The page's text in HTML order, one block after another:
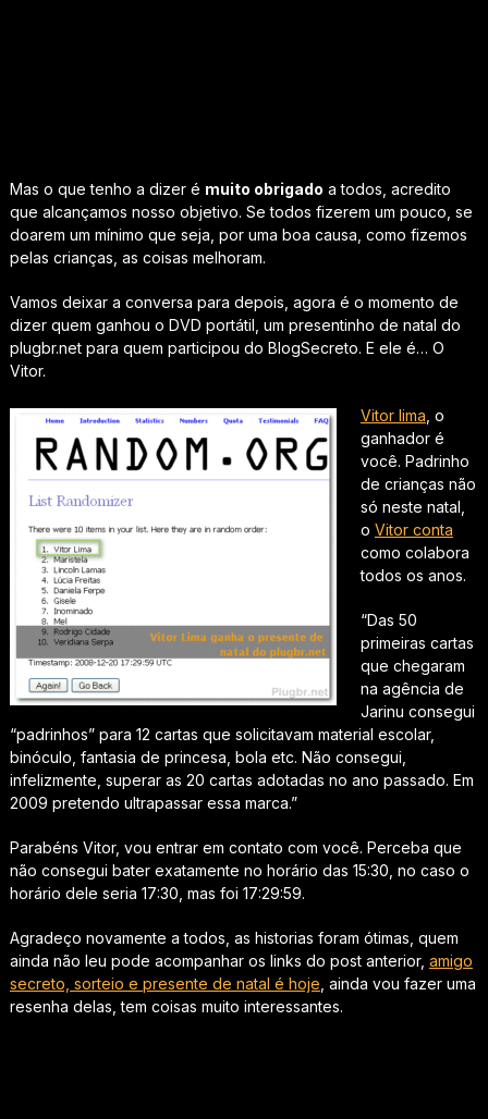
Mas o que tenho a dizer é muito obrigado a todos, acredito
que alcançamos nosso objetivo. Se todos fizerem um pouco, se
doarem um mínimo que seja, por uma boa causa, como fizemos
pelas crianças, as coisas melhoram.
Vamos deixar a conversa para depois, agora é o momento de
dizer quem ganhou o DVD portátil, um presentinho de natal do
plugbr.net para quem participou do BlogSecreto. E ele é… O
Vitor.
Vitor lima , o
ganhador é
você. Padrinho
de crianças não
só neste natal,
o Vitor conta
como colabora
todos os anos.
“Das 50
primeiras cartas
que chegaram
na agência de
Jarinu consegui
“padrinhos” para 12 cartas que solicitavam material escolar,
binóculo, fantasia de princesa, bola etc. Não consegui,
infelizmente, superar as 20 cartas adotadas no ano passado. Em
2009 pretendo ultrapassar essa marca.”
Parabéns Vitor, vou entrar em contato com você. Perceba que
não consegui bater exatamente no horário das 15:30, no caso o
horário dele seria 17:30, mas foi 17:29:59.
Agradeço novamente a todos, as historias foram ótimas, quem
ainda não leu pode acompanhar os links do post anterior, amigo
secreto, sorteio e presente de natal é hoje , ainda vou fazer uma
resenha delas, tem coisas muito interessantes.